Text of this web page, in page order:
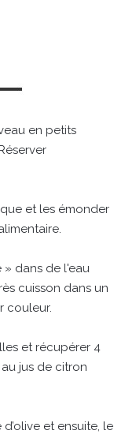
en petits
et les émonder
» dans de l'eau
cuisson dans un
couleur.
et récupérer 4
jus de citron
et ensuite, le